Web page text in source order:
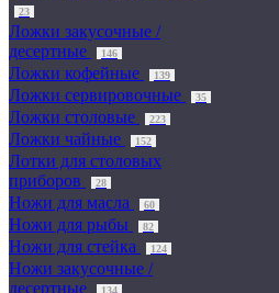
23
Ложки закусочные /
десертные
146
Ложки кофейные 139
Ложки сервировочные 35
Ложки столовые 223
Ложки чайные 152
Лотки для столовых
приборов
28
Ножи для масла 60
Ножи для рыбы 82
Ножи для стейка 124
Ножи закусочные /
десертные
134